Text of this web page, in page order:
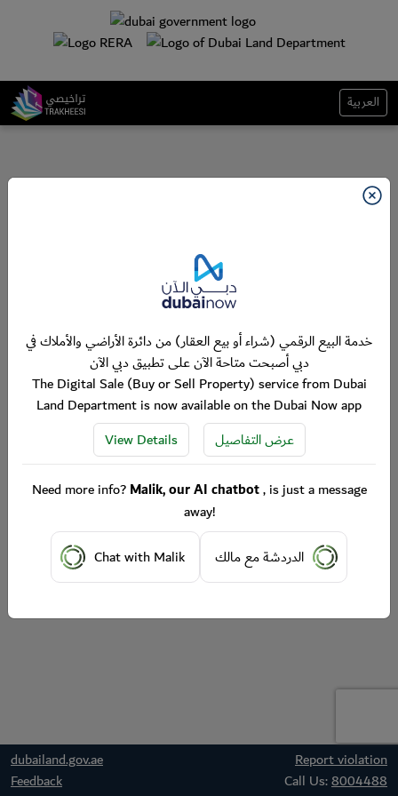
العربية
dubailand.gov.ae
Report violation
Feedback
Call Us:8004488
خدمة البيع الرقمي (شراء أو بيع العقار) من دائرة الأراضي والأملاك في
دبي أصبحت متاحة الآن على تطبيق دبي الآن
The Digital Sale (Buy or Sell Property) service from Dubai
Land Department is now available on the Dubai Now app
View Details
عرض التفاصيل
Need more info?Malik, our AI chatbot, is just a message
away!
Chat with Malik
الدردشة مع مالك